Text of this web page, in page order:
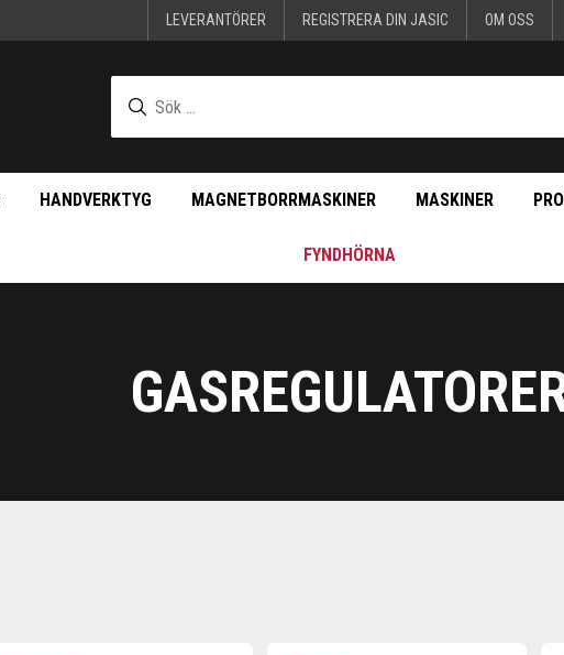
LEVERANTÖRER REGISTRERA DIN JASIC OM OSS
HANDVERKTYG MAGNETBORRMASKINER MASKINER
FYNDHÖRNA